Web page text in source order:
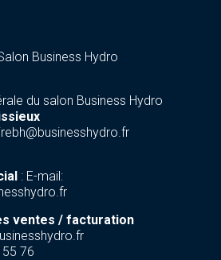
Business Hydro
du salon Business Hydro
: E-mail:
ventes / facturation
76